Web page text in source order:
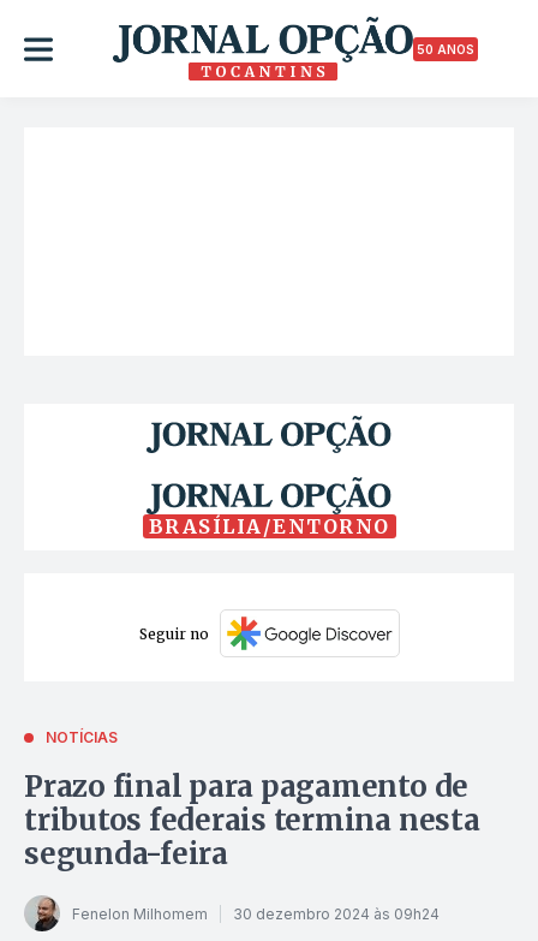
50 ANOS
BRASÍLIA/ENTORNO
Seguir no
NOTÍCIAS
Prazo final para pagamento de
tributos federais termina nesta
segunda-feira
Fenelon Milhomem 30 dezembro 2024 às 09h24